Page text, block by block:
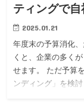
ティングで
2025.01.21
年度末の予算消化
くと、企業の多く
せます。 ただ予算
ンディング」を検